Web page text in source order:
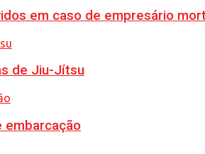
em caso de empresário
de Jiu-Jítsu
embarcação